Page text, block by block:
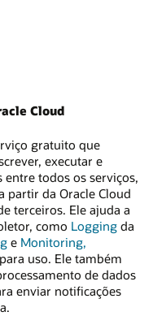
Cloud
gratuito que
executar e
todos os serviços,
partir da Oracle Cloud
terceiros. Ele ajuda a
como Logging da
e Monitoring,
uso. Ele também
de dados
enviar notificações